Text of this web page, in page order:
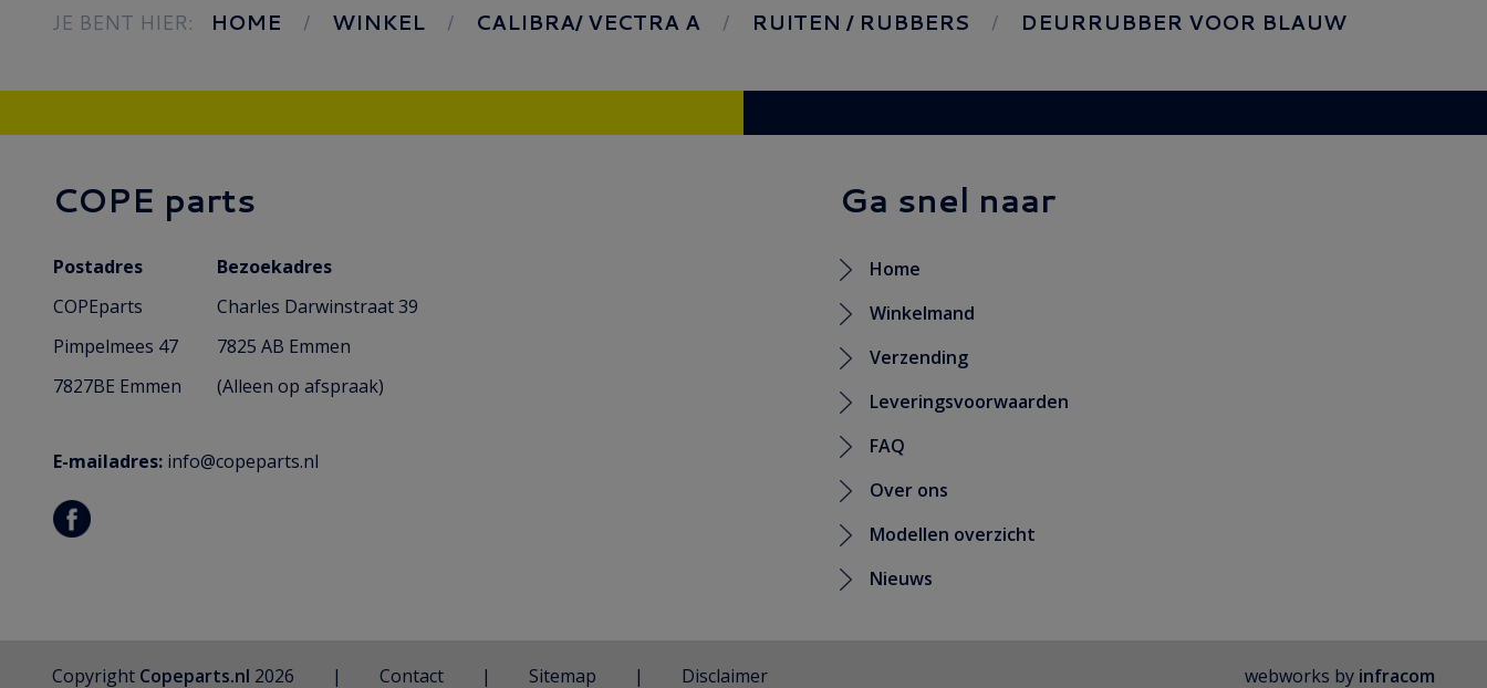
JE BENT HIER: HOME WINKEL CALIBRA/ VECTRA A RUITEN / RUBBERS DEURRUBBER VOOR BLAUW
COPE parts
Postadres
Bezoekadres
COPEparts
Charles Darwinstraat 39
Pimpelmees 47
7825 AB Emmen
7827BE Emmen
(Alleen op afspraak)
E-mailadres: info@copeparts.nl
Ga snel naar
Home
Winkelmand
Verzending
Leveringsvoorwaarden
FAQ
Over ons
Modellen overzicht
Nieuws
Copyright Copeparts.nl 2026 Contact Sitemap Disclaimer webworks by infracom